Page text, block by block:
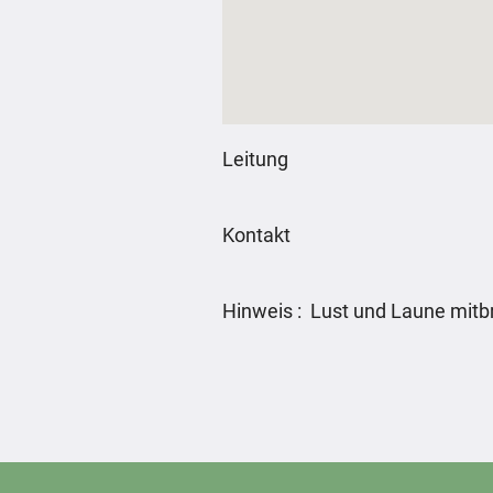
Leitung
Kontakt
Hinweis : Lust und Laune